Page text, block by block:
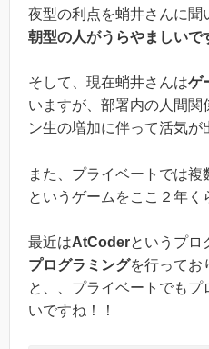
夜型の利点を蛸井さんに聞
朝型の人がうらやましいで
そして、現在蛸井さんはゲ
いますが、部署内の人間
ン生の増加に伴って活気が
また、プライベートでは複
というゲームをここ２年く
最近はAtCoderというプロ
プログラミングを行ってお
と、、プライベートでも
いですね！！